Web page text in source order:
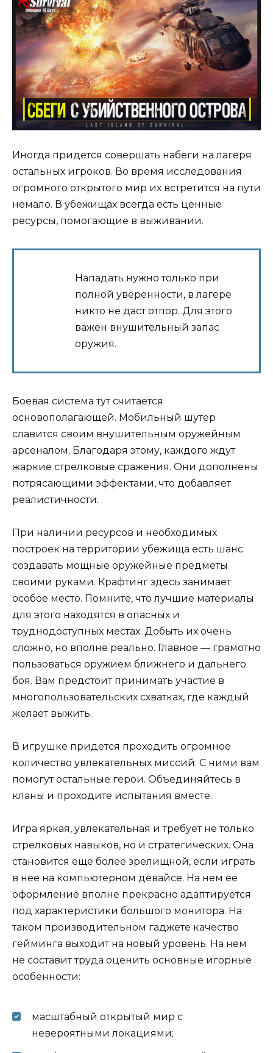
Иногда придется совершать набеги на лагеря
остальных игроков. Во время исследования
огромного открытого мир их встретится на пути
немало. В убежищах всегда есть ценные
ресурсы, помогающие в выживании.
Нападать нужно только при
полной уверенности, в лагере
никто не даст отпор. Для этого
важен внушительный запас
оружия.
Боевая система тут считается
основополагающей. Мобильный шутер
славится своим внушительным оружейным
арсеналом. Благодаря этому, каждого ждут
жаркие стрелковые сражения. Они дополнены
потрясающими эффектами, что добавляет
реалистичности.
При наличии ресурсов и необходимых
построек на территории убежища есть шанс
создавать мощные оружейные предметы
своими руками. Крафтинг здесь занимает
особое место. Помните, что лучшие материалы
для этого находятся в опасных и
труднодоступных местах. Добыть их очень
сложно, но вполне реально. Главное — грамотно
пользоваться оружием ближнего и дальнего
боя. Вам предстоит принимать участие в
многопользовательских схватках, где каждый
желает выжить.
В игрушке придется проходить огромное
количество увлекательных миссий. С ними вам
помогут остальные герои. Объединяйтесь в
кланы и проходите испытания вместе.
Игра яркая, увлекательная и требует не только
стрелковых навыков, но и стратегических. Она
становится еще более зрелищной, если играть
в нее на компьютерном девайсе. На нем ее
оформление вполне прекрасно адаптируется
под характеристики большого монитора. На
таком производительном гаджете качество
гейминга выходит на новый уровень. На нем
не составит труда оценить основные игорные
особенности:
масштабный открытый мир с
невероятными локациями;